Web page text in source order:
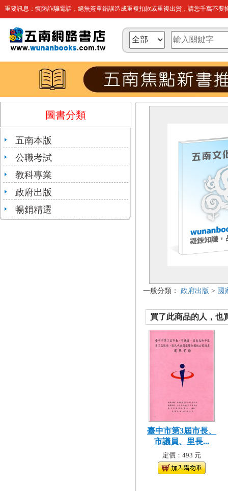
重要訊息：慎防詐騙電話，絕無簽單錯誤造成重複扣款或重複出貨，請您千萬不要
圖書分類
五南本版
公職考試
教科專業
政府出版
暢銷精選
一般分類： 政府出版 > 國
買了此商品的人，也
臺中市第3屆市長、
市議員、里長...
定價：493 元